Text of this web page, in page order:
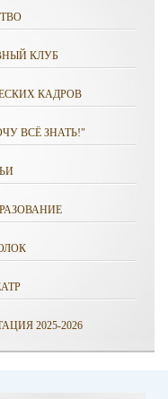
КЛУБ
КАДРОВ
ВСЁ ЗНАТЬ!"
2025-2026